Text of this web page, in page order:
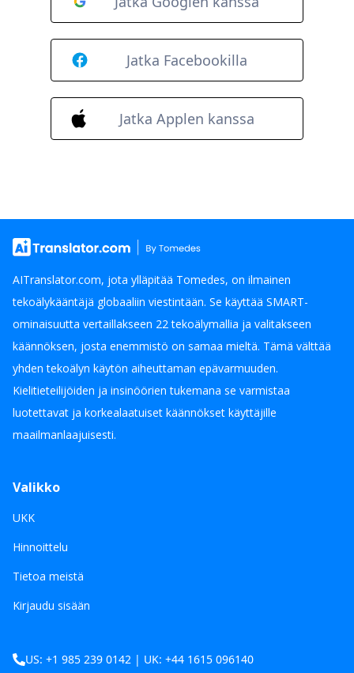
Jatka Facebookilla
Jatka Applen kanssa
AITranslator.com, jota ylläpitää Tomedes, on ilmainen
tekoälykääntäjä globaaliin viestintään. Se käyttää SMART-
ominaisuutta vertaillakseen 22 tekoälymallia ja valitakseen
käännöksen, josta enemmistö on samaa mieltä. Tämä välttää
yhden tekoälyn käytön aiheuttaman epävarmuuden.
Kielitieteilijöiden ja insinöörien tukemana se varmistaa
luotettavat ja korkealaatuiset käännökset käyttäjille
maailmanlaajuisesti.
Valikko
UKK
Hinnoittelu
Tietoa meistä
Kirjaudu sisään
US: +1 985 239 0142 | UK: +44 1615 096140